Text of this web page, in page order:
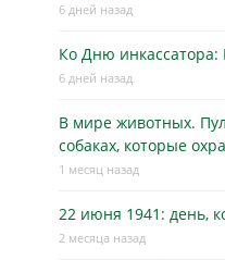
6 дней назад
Ко Дню
6 дней назад
В мире животных.
собаках, которые
1 месяц назад
22 июня 1941: день,
2 месяца назад